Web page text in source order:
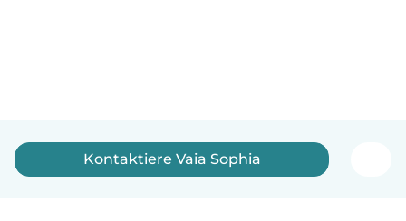
Kontaktiere Vaia Sophia